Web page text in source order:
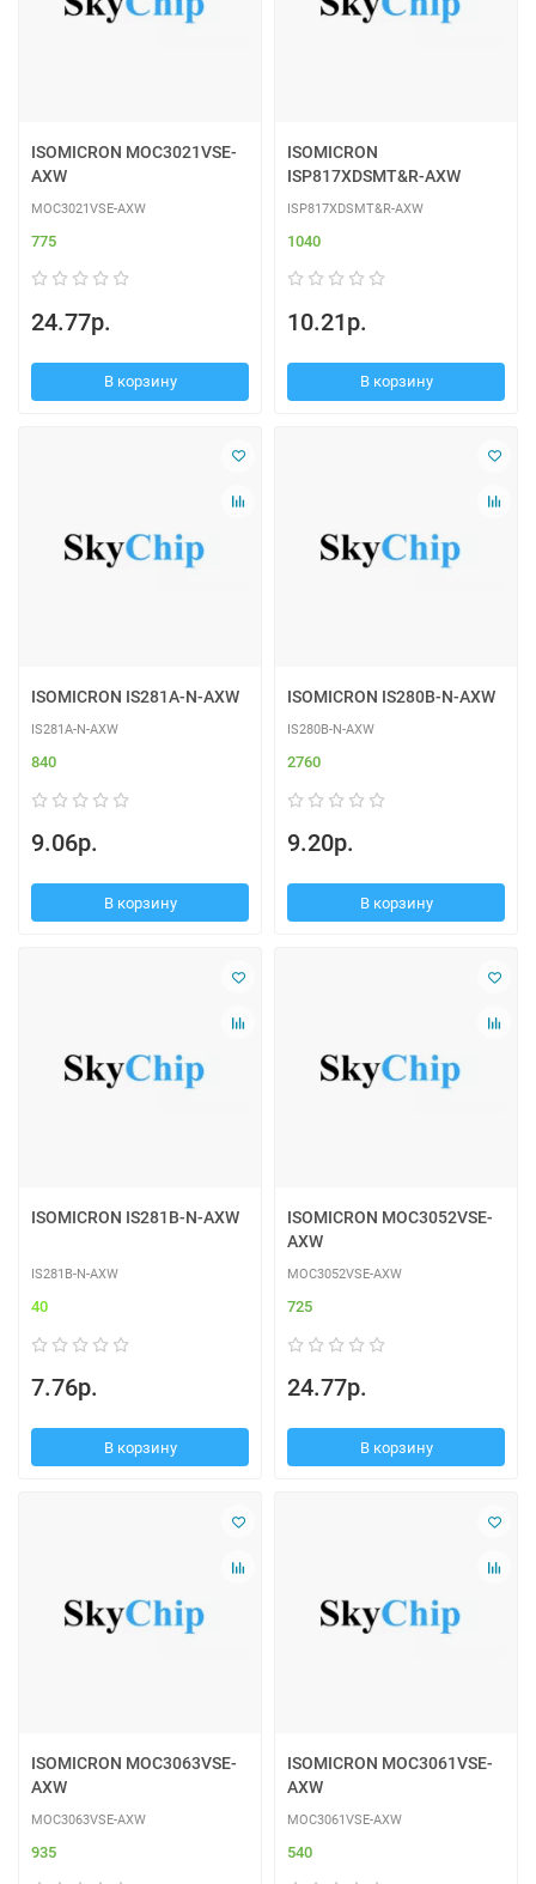
ISOMICRON MOC3021VSE-
AXW
MOC3021VSE-AXW
775
24.77р.
В корзину
ISOMICRON
ISP817XDSMT&R-AXW
ISP817XDSMT&R-AXW
1040
10.21р.
В корзину
ISOMICRON IS281A-N-AXW
IS281A-N-AXW
840
9.06р.
В корзину
ISOMICRON IS280B-N-AXW
IS280B-N-AXW
2760
9.20р.
В корзину
ISOMICRON IS281B-N-AXW
IS281B-N-AXW
40
7.76р.
В корзину
ISOMICRON MOC3052VSE-
AXW
MOC3052VSE-AXW
725
24.77р.
В корзину
ISOMICRON MOC3063VSE-
AXW
MOC3063VSE-AXW
935
ISOMICRON MOC3061VSE-
AXW
MOC3061VSE-AXW
540